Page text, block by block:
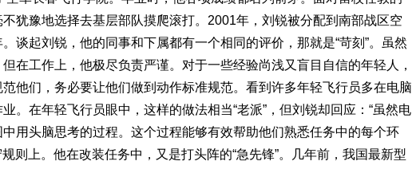
犹豫地选择去基层部队摸爬滚打。2001年，刘锐被分配到南部战区空
谈起刘锐，他的同事和下属都有一个相同的评价，那就是“苛刻”。虽然
在工作上，他极尽负责严谨。对于一些经验尚浅又盲目自信的年轻人，
他们，务必要让他们做到动作标准规范。看到许多年轻飞行员多在电脑
。在年轻飞行员眼中，这样的做法相当“老派”，但刘锐却回应：“虽然电
用头脑思考的过程。这个过程能够有效帮助他们熟悉任务中的每个环
则上。他在改装任务中，又是打头阵的“急先锋”。几年前，我国最新型